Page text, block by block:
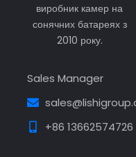
виробник камер на
сонячних батареях з
2010 року.
Sales Manager
+86 13662574726